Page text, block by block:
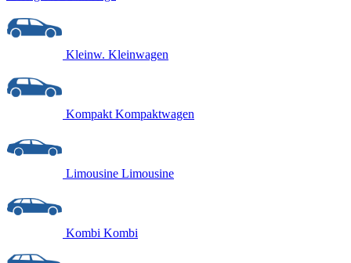
Kleinw. Kleinwagen
Kompakt Kompaktwagen
Limousine Limousine
Kombi Kombi